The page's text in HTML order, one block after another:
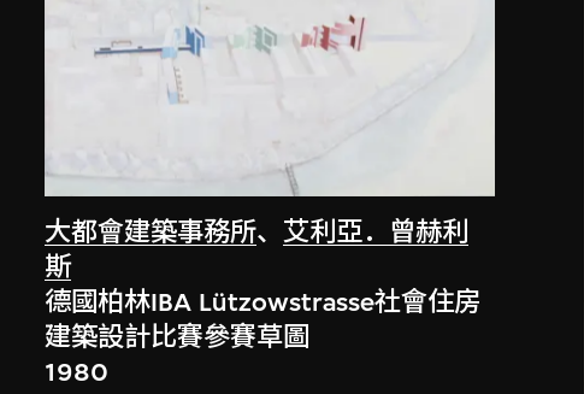
大都會建築事務所、艾利亞．曾赫利
斯
德國柏林IBA Lützowstrasse社會住房
建築設計比賽參賽草圖
1980